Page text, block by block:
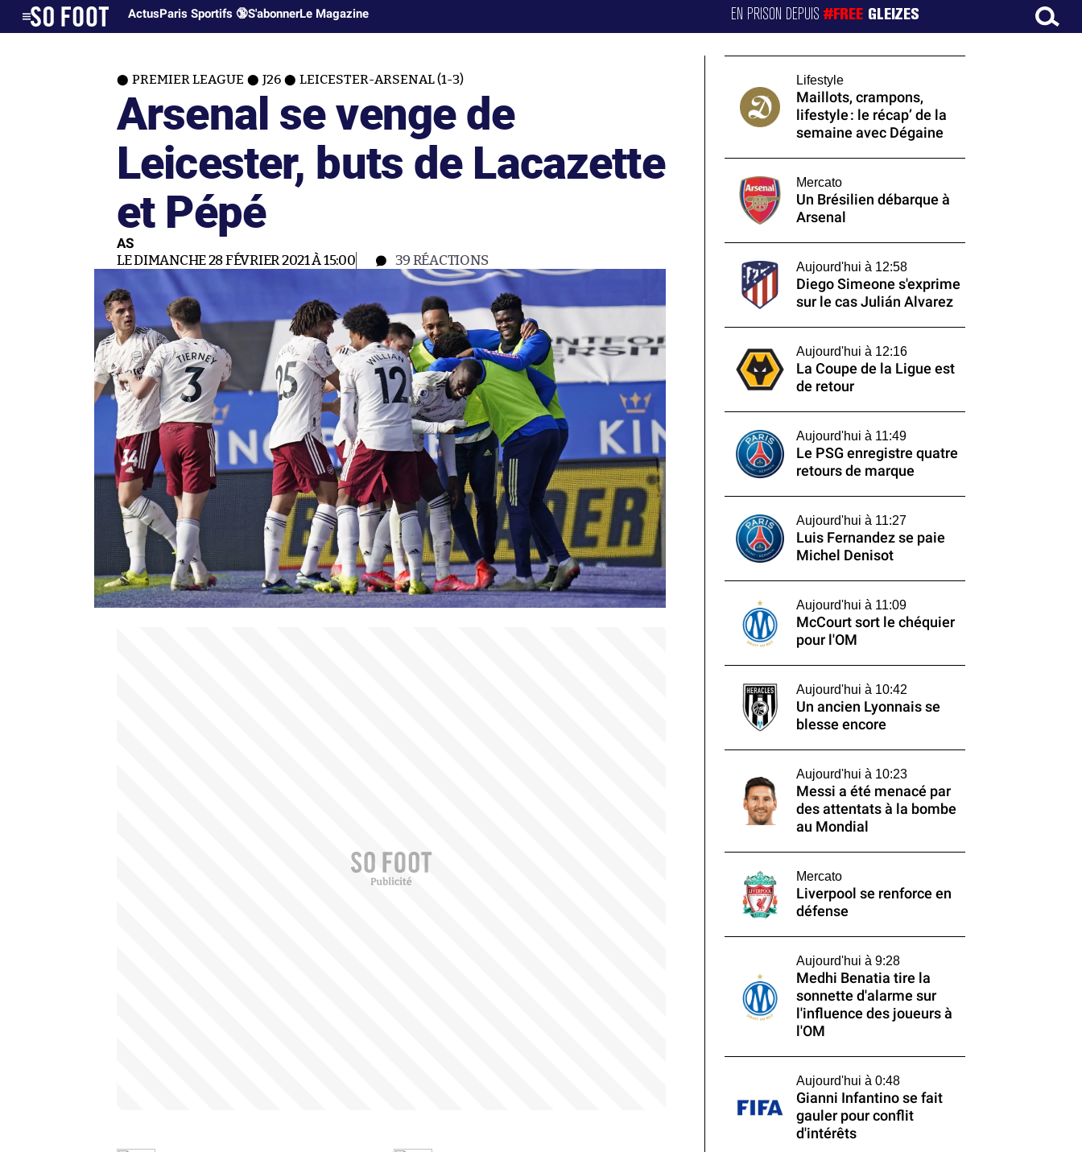
ActusParis Sportifs 🔞S'abonnerLe Magazine EN PRISON DEPUIS#FREE GLEIZES
PREMIER LEAGUE J26 LEICESTER-ARSENAL (1-3)
Arsenal se venge de
Leicester, buts de Lacazette
et Pépé
AS
LE DIMANCHE 28 FÉVRIER 2021 À 15:00 39 RÉACTIONS
Lifestyle
Maillots, crampons,
lifestyle : le récap’ de la
semaine avec Dégaine
Mercato
Un Brésilien débarque à
Arsenal
Aujourd'hui à 12:58
Diego Simeone s'exprime
sur le cas Julián Alvarez
Aujourd'hui à 12:16
La Coupe de la Ligue est
de retour
Aujourd'hui à 11:49
Le PSG enregistre quatre
retours de marque
Aujourd'hui à 11:27
Luis Fernandez se paie
Michel Denisot
Aujourd'hui à 11:09
McCourt sort le chéquier
pour l'OM
Aujourd'hui à 10:42
Un ancien Lyonnais se
blesse encore
Aujourd'hui à 10:23
Messi a été menacé par
des attentats à la bombe
au Mondial
Mercato
Liverpool se renforce en
défense
Aujourd'hui à 9:28
Medhi Benatia tire la
sonnette d'alarme sur
l'influence des joueurs à
l'OM
Aujourd'hui à 0:48
Gianni Infantino se fait
gauler pour conflit
d'intérêts